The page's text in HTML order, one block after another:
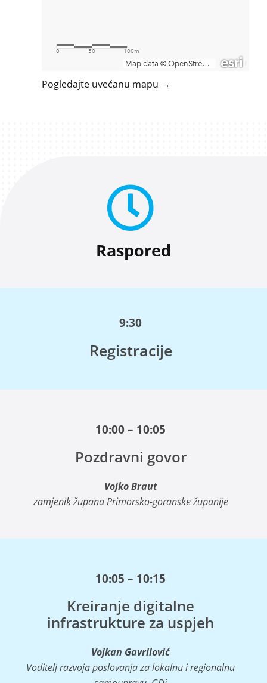
Pogledajte uvećanu mapu →
Raspored
9:30
Registracije
10:00 – 10:05
Pozdravni govor
Vojko Braut
zamjenik župana Primorsko-goranske županije
10:05 – 10:15
Kreiranje digitalne
infrastrukture za uspjeh
Vojkan Gavrilović
Voditelj razvoja poslovanja za lokalnu i regionalnu